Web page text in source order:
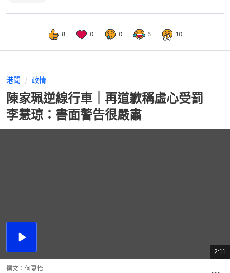
8 0 0 5 10
港聞 政情
陳家珮逆線行車｜再道歉稱虛心受罰
李慧琼：書面警告很嚴肅
播
總
共
2:11
撰文： 何夏怡